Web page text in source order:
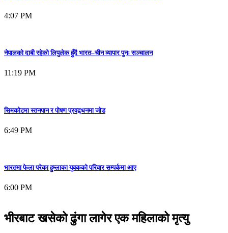
4:07 PM
नेपालको दाबी रहेको लिपुलेक हुँदै भारत–चीन व्यापार पुनः सञ्चालन
11:19 PM
सिमकोटमा स्तनपान र पोषण प्रवद्र्धनमा जोड
6:49 PM
भारतमा फेला परेका हुम्लाका युवकको परिवार सम्पर्कमा आए
6:00 PM
भीरबाट खसेको ढुंगा लागेर एक महिलाको मृत्यु